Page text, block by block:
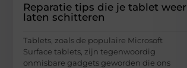
Reparatie tips die je tablet weer
laten schitteren
Tablets, zoals de populaire Microsoft
Surface tablets, zijn tegenwoordig
onmisbare gadgets geworden die ons